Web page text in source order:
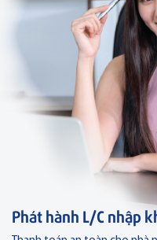
Tài khoản & Dịch vụ
Khoản vay
Hộ Kinh doanh
Tiền gửi
Tín dụng
Bảo lãnh
Tài trợ thương mại
Quản lý dòng tiền
Ngân hàng điện tử
Phát hành L/C nhập